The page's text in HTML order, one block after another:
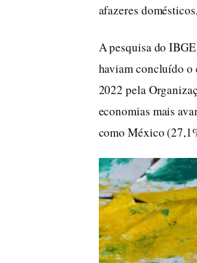
afazeres
A pesquisa do
haviam concluído o
2022 pela
economias mais
como México